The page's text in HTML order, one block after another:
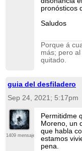
pronósticos
Saludos
Porque á
más; pero
quitado.
guia del desfiladero
Sep 24, 2021; 5:17pm
1409 mensajes
Permitidme
Moreno, un
que habla
estamos
pena.